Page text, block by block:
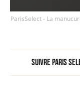
ParisSelect - La
Suivre Paris